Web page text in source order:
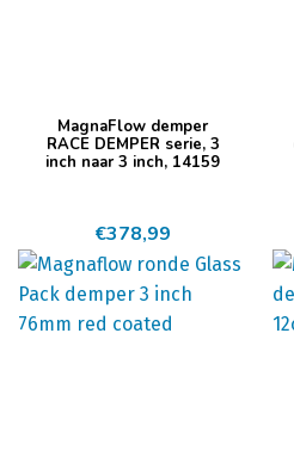
MagnaFlow demper
RACE DEMPER serie, 3
inch naar 3 inch, 14159
€378,99